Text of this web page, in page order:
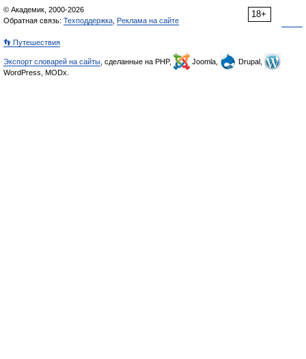
18+
© Академик, 2000-2026
Обратная связь: Техподдержка Реклама на сайте
👣 Путешествия
Экспорт словарей на сайты , сделанные на PHP, Joomla,
Drupal,
WordPress, MODx.